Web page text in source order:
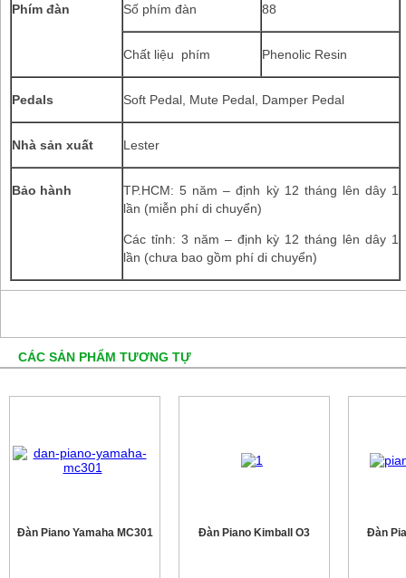
Phím đàn Số phím đàn 88
Chất liệu phím Phenolic Resin
Pedals Soft Pedal, Mute Pedal, Damper Pedal
Nhà sản xuất Lester
Bảo hành
TP.HCM: 5 năm – định kỳ 12 tháng lên dây 1
lần (miễn phí di chuyển)
Các tỉnh: 3 năm – định kỳ 12 tháng lên dây 1
lần (chưa bao gồm phí di chuyển)
CÁC SẢN PHẨM TƯƠNG TỰ
Đàn Piano Yamaha MC301 Đàn Piano Kimball O3 Đàn